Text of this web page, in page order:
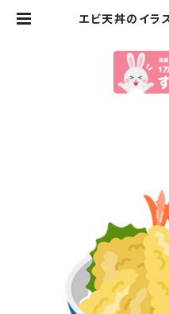
エビ天丼のイラ